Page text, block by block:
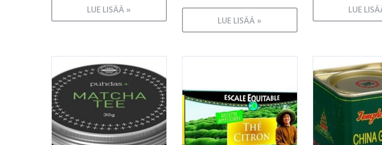
LUE LISÄÄ »
LUE LISÄÄ »
LUE